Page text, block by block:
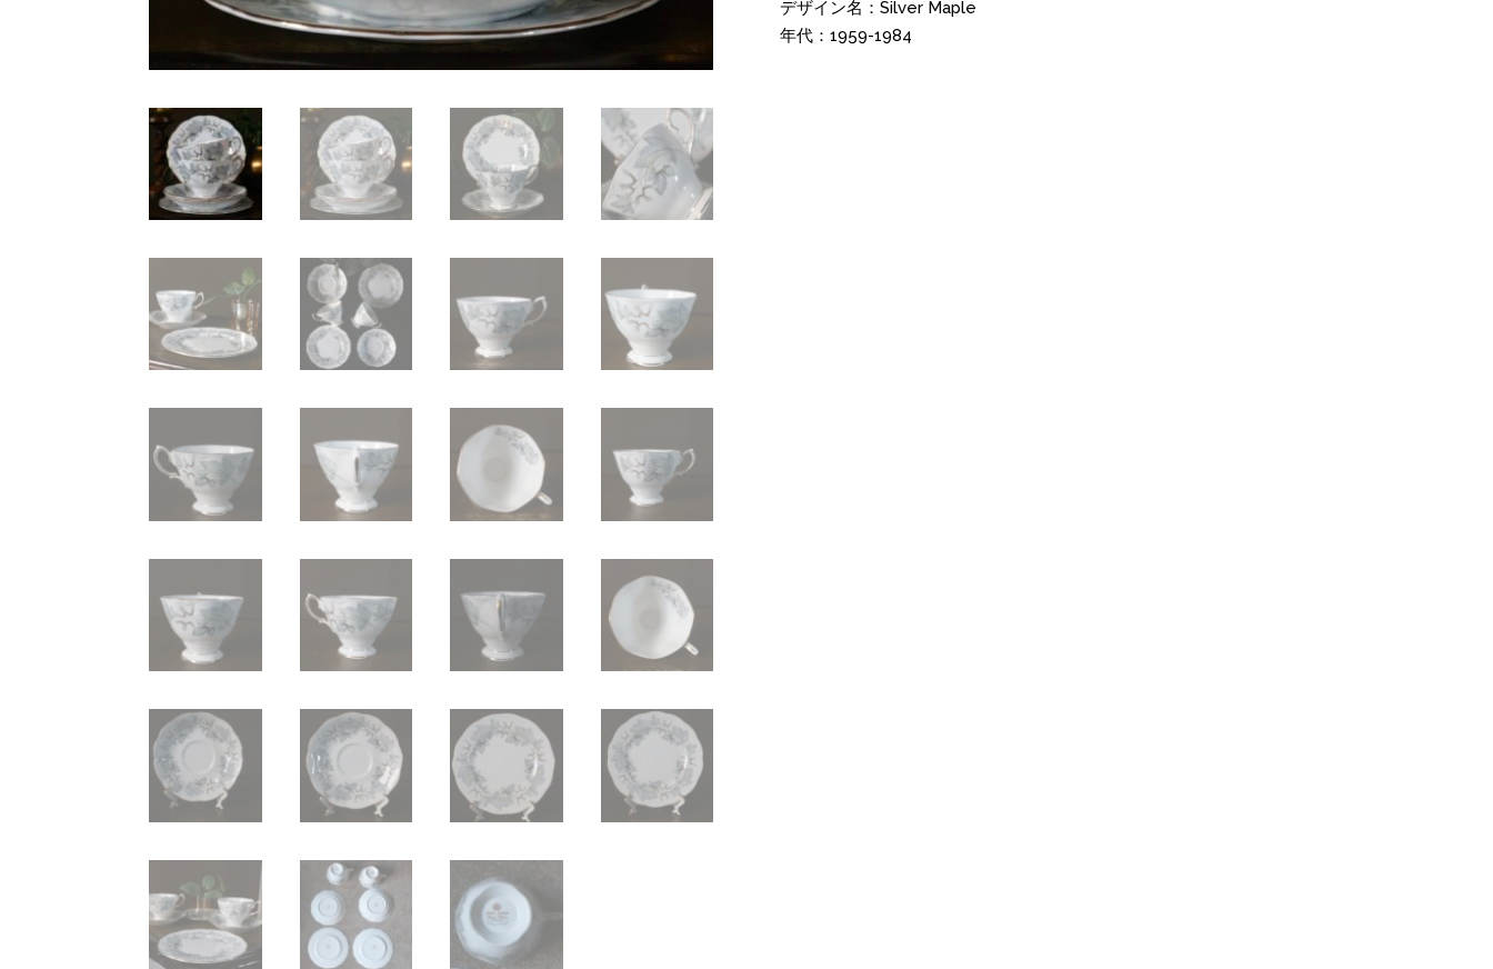
デザイン名：Silver Maple
年代：1959-1984